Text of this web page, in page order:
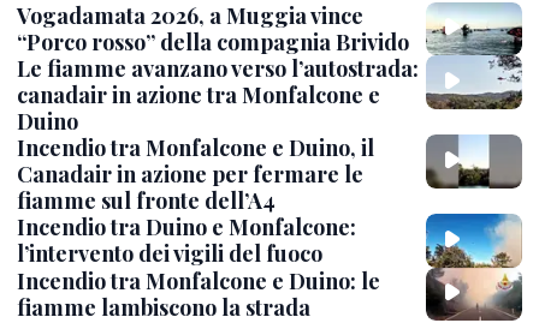
Vogadamata 2026, a Muggia vince
“Porco rosso” della compagnia Brivido
Le fiamme avanzano verso l’autostrada:
canadair in azione tra Monfalcone e
Duino
Incendio tra Monfalcone e Duino, il
Canadair in azione per fermare le
fiamme sul fronte dell’A4
Incendio tra Duino e Monfalcone:
l’intervento dei vigili del fuoco
Incendio tra Monfalcone e Duino: le
fiamme lambiscono la strada